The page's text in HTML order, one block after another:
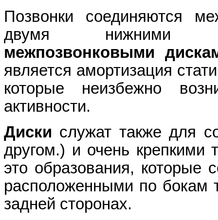
Позвонки соединяются
двумя нижними
межпозвонковыми
является амортизация
которые неизбежно
активности.
Диски служат также для
другом.) и очень крепкими
это образования, которые
расположенными по бокам
задней сторонах.